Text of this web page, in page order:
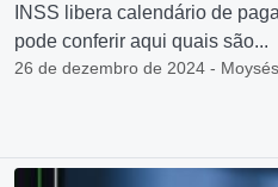
INSS libera calendário de
pode conferir aqui quais são...
26 de dezembro de 2024 -